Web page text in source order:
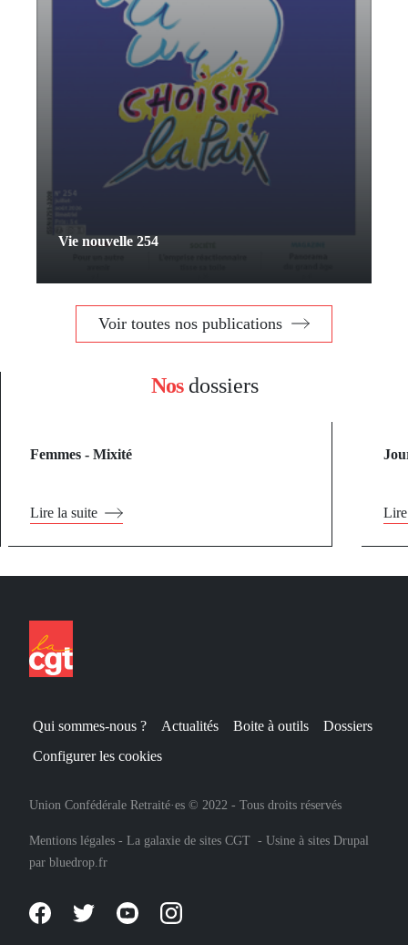
Vie nouvelle 254
Voir toutes nos publications
Nosdossiers
Femmes - Mixité
Lire la suite
Qui sommes-nous ? Actualités Boite à outils
Dossiers
Configurer les cookies
Union Confédérale Retraité·es © 2022 - Tous droits réservés
Mentions légales - La galaxie de sites CGT - Usine à sites Drupal
par bluedrop.fr